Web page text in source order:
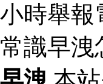
小時舉
常識早洩